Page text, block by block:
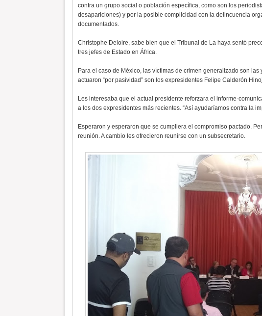
contra un grupo social o población específica, como son los
desapariciones) y por la posible complicidad con la delincuencia
documentados.
Christophe Deloire, sabe bien que el Tribunal de La haya sentó
tres jefes de Estado en África.
Para el caso de México, las víctimas de crimen generalizado son
actuaron “por pasividad” son los expresidentes Felipe Calderón
Les interesaba que el actual presidente reforzara el informe-
a los dos expresidentes más recientes. “Así ayudaríamos contra la
Esperaron y esperaron que se cumpliera el compromiso pactado.
reunión. A cambio les ofrecieron reunirse con un subsecretario.